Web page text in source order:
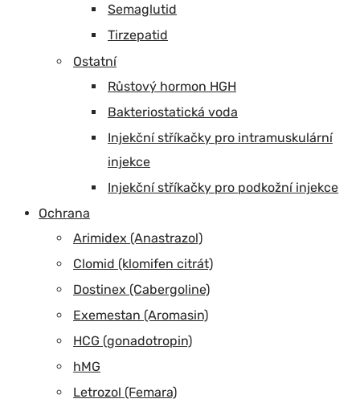
Semaglutid
Tirzepatid
Ostatní
Růstový hormon HGH
Bakteriostatická voda
Injekční stříkačky pro intramuskulární
injekce
Injekční stříkačky pro podkožní injekce
Ochrana
Arimidex (Anastrazol)
Clomid (klomifen citrát)
Dostinex (Cabergoline)
Exemestan (Aromasin)
HCG (gonadotropin)
hMG
Letrozol (Femara)